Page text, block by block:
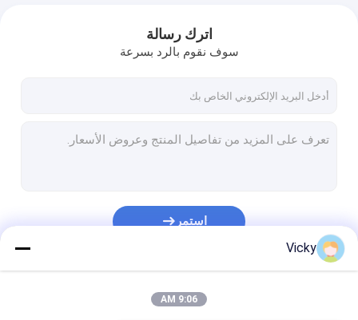
اترك رسالة
سوف نقوم بالرد بسرعة
استمر
Vicky
9:06 AM